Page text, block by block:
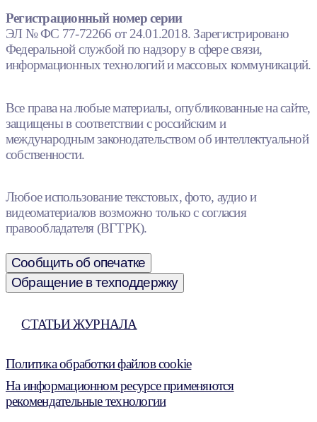
Регистрационный номер серии
ЭЛ № ФС 77-72266 от 24.01.2018. Зарегистрировано
Федеральной службой по надзору в сфере связи,
информационных технологий и массовых коммуникаций.
Все права на любые материалы, опубликованные на сайте,
защищены в соответствии с российским и
международным законодательством об интеллектуальной
собственности.
Любое использование текстовых, фото, аудио и
видеоматериалов возможно только с согласия
правообладателя (ВГТРК).
Сообщить об опечатке
Обращение в техподдержку
СТАТЬИ ЖУРНАЛА
Политика обработки файлов cookie
На информационном ресурсе применяются
рекомендательные технологии